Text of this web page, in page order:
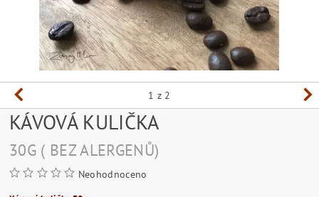
1 z 2
KÁVOVÁ KULIČKA
30G ( BEZ ALERGENŮ)
Neohodnoceno